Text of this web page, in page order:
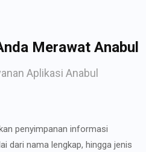
Merawat Anabul
Aplikasi Anabul
penyimpanan informasi
dari nama lengkap, hingga jenis